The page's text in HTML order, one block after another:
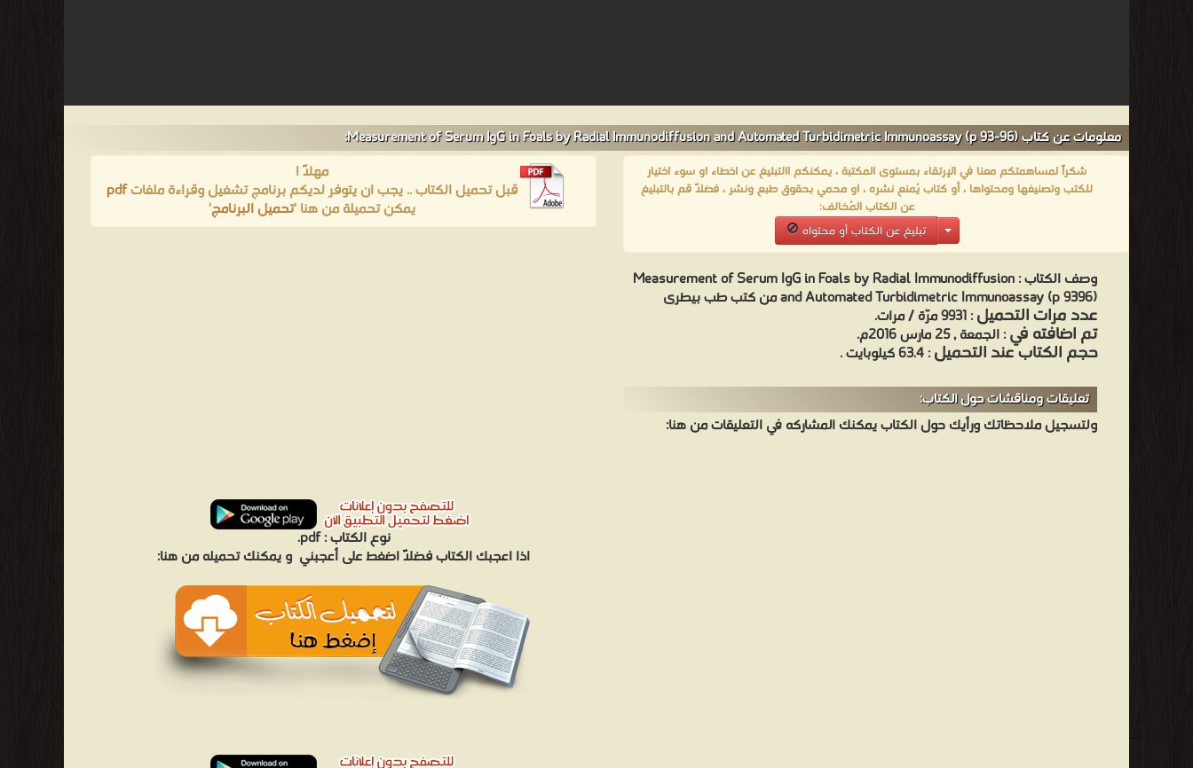
معلومات عن كتاب Measurement of Serum IgG in Foals by Radial Immunodiffusion and Automated Turbidimetric Immunoassay (p 93-96):
شكراً لمساهمتكم معنا في الإرتقاء بمستوى المكتبة ، يمكنكم االتبليغ عن اخطاء او سوء اختيار
للكتب وتصنيفها ومحتواها ، أو كتاب يُمنع نشره ، او محمي بحقوق طبع ونشر ، فضلاً قم بالتبليغ
عن الكتاب المُخالف:
تبليغ عن الكتاب أو محتواه
وصف الكتاب :Measurement of Serum IgG in Foals by Radial Immunodiffusion
and Automated Turbidimetric Immunoassay (p 9396) من كتب طب بيطرى
عدد مرات التحميل: 9931 مرّة / مرات.
تم اضافته في: الجمعة , 25 مارس 2016م.
حجم الكتاب عند التحميل: 63.4 كيلوبايت .
تعليقات ومناقشات حول الكتاب:
ولتسجيل ملاحظاتك ورأيك حول الكتاب يمكنك المشاركه في التعليقات من هنا:
مهلاً !
قبل تحميل الكتاب .. يجب ان يتوفر لديكم برنامج تشغيل وقراءة ملفاتpdf
يمكن تحميلة من هنا 'تحميل البرنامج'
نوع الكتاب :pdf.
اذا اعجبك الكتاب فضلاً اضغط على أعجبني و يمكنك تحميله من هنا: